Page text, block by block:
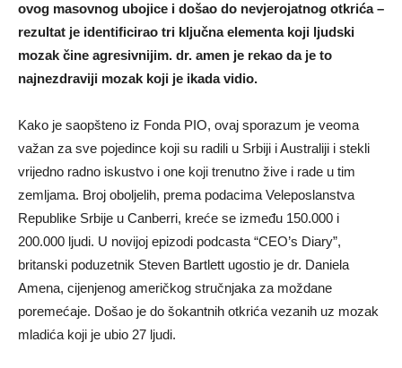
ovog masovnog ubojice i došao do nevjerojatnog otkrića –
rezultat je identificirao tri ključna elementa koji ljudski
mozak čine agresivnijim. dr. amen je rekao da je to
najnezdraviji mozak koji je ikada vidio.
Kako je saopšteno iz Fonda PIO, ovaj sporazum je veoma
važan za sve pojedince koji su radili u Srbiji i Australiji i stekli
vrijedno radno iskustvo i one koji trenutno žive i rade u tim
zemljama. Broj oboljelih, prema podacima Veleposlanstva
Republike Srbije u Canberri, kreće se između 150.000 i
200.000 ljudi. U novijoj epizodi podcasta “CEO’s Diary”,
britanski poduzetnik Steven Bartlett ugostio je dr. Daniela
Amena, cijenjenog američkog stručnjaka za moždane
poremećaje. Došao je do šokantnih otkrića vezanih uz mozak
mladića koji je ubio 27 ljudi.